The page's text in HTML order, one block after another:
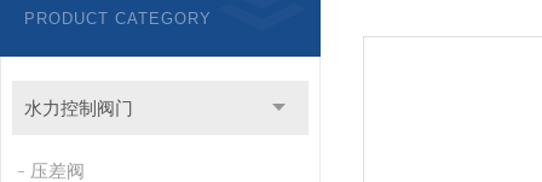
PRODUCT CATEGORY
水力控制阀门
压差阀